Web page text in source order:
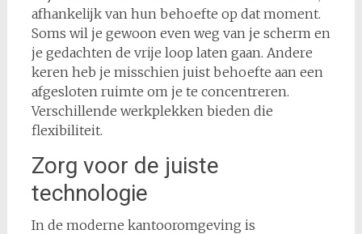
afhankelijk van hun behoefte op dat moment.
Soms wil je gewoon even weg van je scherm en
je gedachten de vrije loop laten gaan. Andere
keren heb je misschien juist behoefte aan een
afgesloten ruimte om je te concentreren.
Verschillende werkplekken bieden die
flexibiliteit.
Zorg voor de juiste
technologie
In de moderne kantooromgeving is